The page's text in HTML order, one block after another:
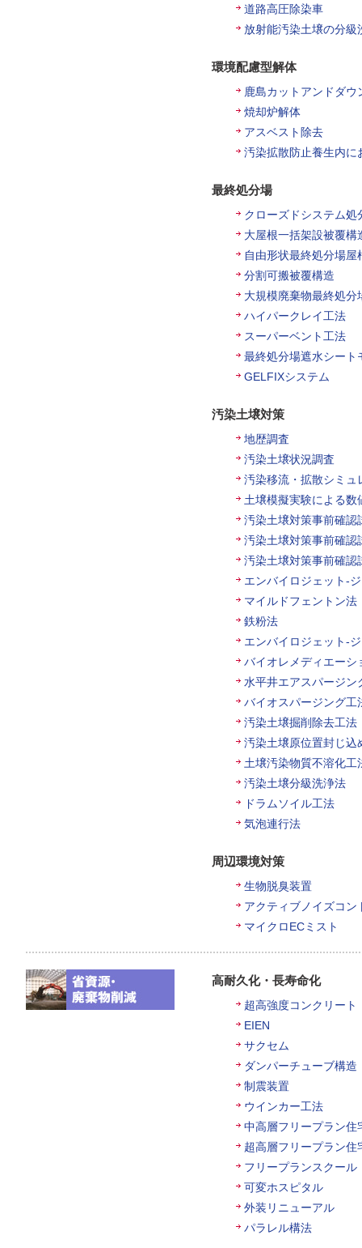
道路高圧除染車
放射能汚染土壌の分級
環境配慮型解体
鹿島カットアンドダウ
焼却炉解体
アスベスト除去
汚染拡散防止養生内に
最終処分場
クローズドシステム処
大屋根一括架設被覆構
自由形状最終処分場屋
分割可搬被覆構造
大規模廃棄物最終処分
ハイパークレイ工法
スーパーベント工法
最終処分場遮水シート
GELFIXシステム
汚染土壌対策
地歴調査
汚染土壌状況調査
汚染移流・拡散シミュ
土壌模擬実験による数
汚染土壌対策事前確認
汚染土壌対策事前確認
汚染土壌対策事前確認
エンバイロジェット-
マイルドフェントン法
鉄粉法
エンバイロジェット-
バイオレメディエーシ
水平井エアスパージン
バイオスパージング工
汚染土壌掘削除去工法
汚染土壌原位置封じ込
土壌汚染物質不溶化工
汚染土壌分級洗浄法
ドラムソイル工法
気泡連行法
周辺環境対策
生物脱臭装置
アクティブノイズコン
マイクロECミスト
高耐久化・長寿命化
超高強度コンクリート
EIEN
サクセム
ダンパーチューブ構造
制震装置
ウインカー工法
中高層フリープラン住
超高層フリープラン住
フリープランスクール
可変ホスピタル
外装リニューアル
パラレル構法